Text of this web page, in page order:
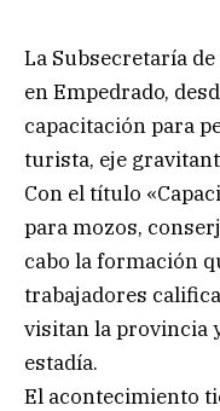
La Subsecretaría
en Empedrado,
capacitación para
turista, eje
Con el título
para mozos,
cabo la formación
trabajadores
visitan la provincia
estadía.
El acontecimiento